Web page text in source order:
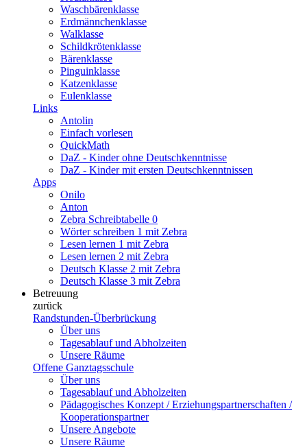
Waschbärenklasse
Erdmännchenklasse
Walklasse
Schildkrötenklasse
Bärenklasse
Pinguinklasse
Katzenklasse
Eulenklasse
Links
Antolin
Einfach vorlesen
QuickMath
DaZ - Kinder ohne Deutschkenntnisse
DaZ - Kinder mit ersten Deutschkenntnissen
Apps
Onilo
Anton
Zebra Schreibtabelle 0
Wörter schreiben 1 mit Zebra
Lesen lernen 1 mit Zebra
Lesen lernen 2 mit Zebra
Deutsch Klasse 2 mit Zebra
Deutsch Klasse 3 mit Zebra
Betreuung
zurück
Randstunden-Überbrückung
Über uns
Tagesablauf und Abholzeiten
Unsere Räume
Offene Ganztagsschule
Über uns
Tagesablauf und Abholzeiten
Pädagogisches Konzept / Erziehungspartnerschaften /
Kooperationspartner
Unsere Angebote
Unsere Räume